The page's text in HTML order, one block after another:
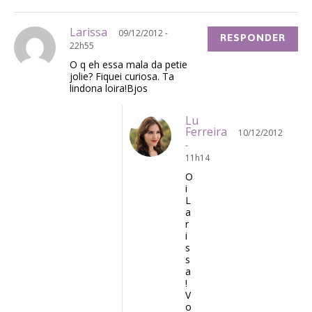
Larissa
09/12/2012 -
22h55
O q eh essa mala da petie
jolie? Fiquei curiosa. Ta
lindona loira!Bjos
RESPONDER
Lu
Ferreira
10/12/2012
-
11h14
O
i
L
a
r
i
s
s
a
!
V
o